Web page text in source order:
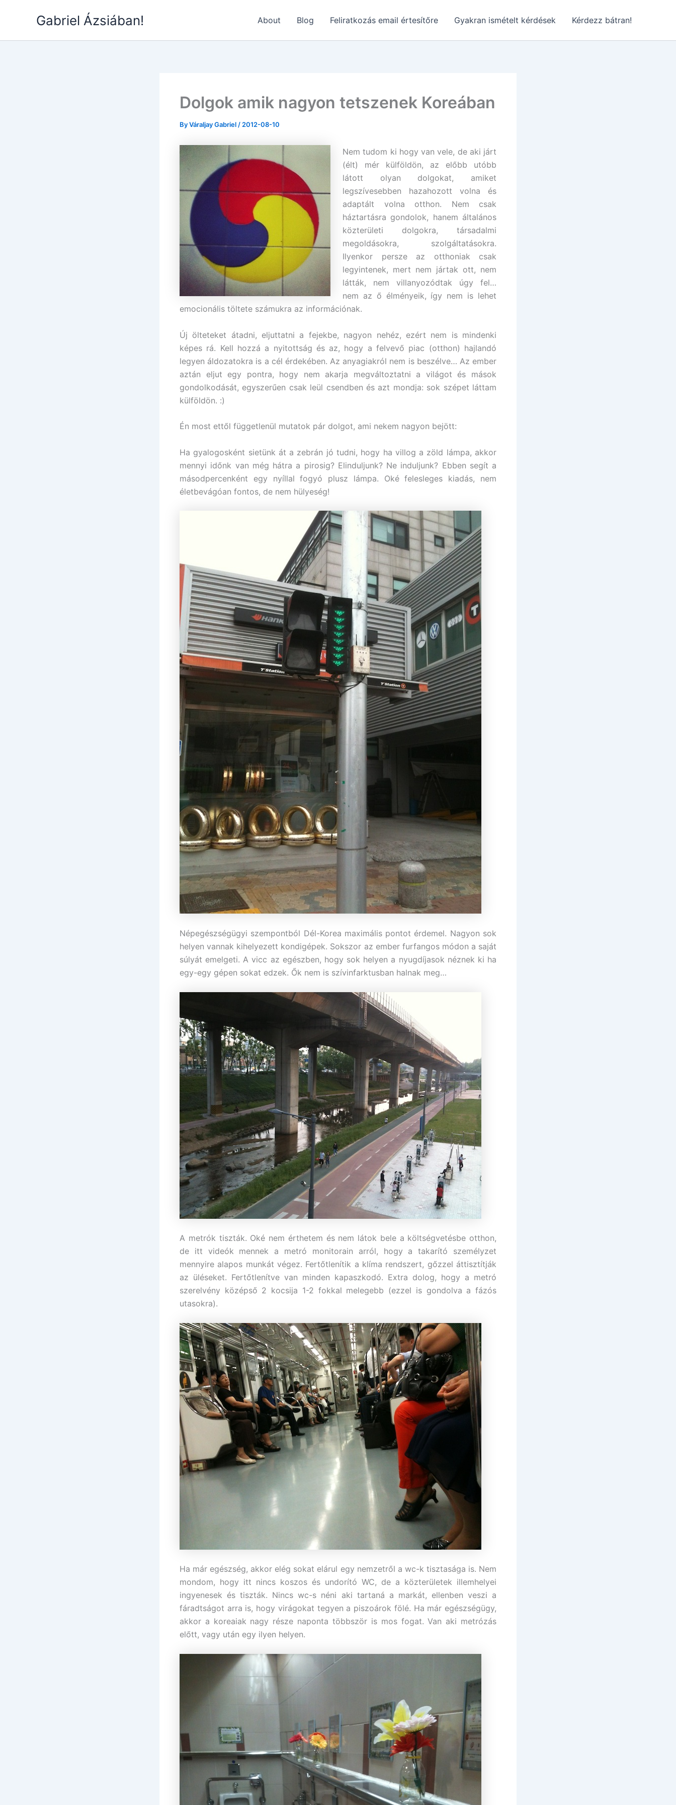
Gabriel Ázsiában! About Blog Feliratkozás email értesítőre Gyakran ismételt kérdések Kérdezz bátran!
Dolgok amik nagyon tetszenek Koreában
ByVáraljay Gabriel / 2012-08-10
Nem tudom ki hogy van vele, de aki járt
(élt) mér külföldön, az előbb utóbb
látott olyan dolgokat, amiket
legszívesebben hazahozott volna és
adaptált volna otthon. Nem csak
háztartásra gondolok, hanem általános
közterületi dolgokra, társadalmi
megoldásokra, szolgáltatásokra.
Ilyenkor persze az otthoniak csak
legyintenek, mert nem jártak ott, nem
látták, nem villanyozódtak úgy fel…
nem az ő élményeik, így nem is lehet
emocionális töltete számukra az információnak.
Új ölteteket átadni, eljuttatni a fejekbe, nagyon nehéz, ezért nem is mindenki
képes rá. Kell hozzá a nyitottság és az, hogy a felvevő piac (otthon) hajlandó
legyen áldozatokra is a cél érdekében. Az anyagiakról nem is beszélve… Az ember
aztán eljut egy pontra, hogy nem akarja megváltoztatni a világot és mások
gondolkodását, egyszerűen csak leül csendben és azt mondja: sok szépet láttam
külföldön. :)
Én most ettől függetlenül mutatok pár dolgot, ami nekem nagyon bejött:
Ha gyalogosként sietünk át a zebrán jó tudni, hogy ha villog a zöld lámpa, akkor
mennyi időnk van még hátra a pirosig? Elinduljunk? Ne induljunk? Ebben segít a
másodpercenként egy nyíllal fogyó plusz lámpa. Oké felesleges kiadás, nem
életbevágóan fontos, de nem hülyeség!
Népegészségügyi szempontból Dél-Korea maximális pontot érdemel. Nagyon sok
helyen vannak kihelyezett kondigépek. Sokszor az ember furfangos módon a saját
súlyát emelgeti. A vicc az egészben, hogy sok helyen a nyugdíjasok néznek ki ha
egy-egy gépen sokat edzek. Ők nem is szívinfarktusban halnak meg…
A metrók tiszták. Oké nem érthetem és nem látok bele a költségvetésbe otthon,
de itt videók mennek a metró monitorain arról, hogy a takarító személyzet
mennyire alapos munkát végez. Fertőtlenítik a klíma rendszert, gőzzel áttisztítják
az üléseket. Fertőtlenítve van minden kapaszkodó. Extra dolog, hogy a metró
szerelvény középső 2 kocsija 1-2 fokkal melegebb (ezzel is gondolva a fázós
utasokra).
Ha már egészség, akkor elég sokat elárul egy nemzetről a wc-k tisztasága is. Nem
mondom, hogy itt nincs koszos és undorító WC, de a közterületek illemhelyei
ingyenesek és tiszták. Nincs wc-s néni aki tartaná a markát, ellenben veszi a
fáradtságot arra is, hogy virágokat tegyen a piszoárok fölé. Ha már egészségügy,
akkor a koreaiak nagy része naponta többször is mos fogat. Van aki metrózás
előtt, vagy után egy ilyen helyen.